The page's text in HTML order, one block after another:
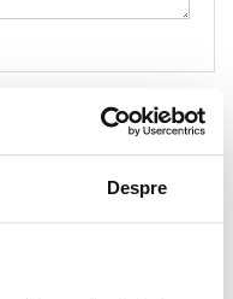
Despre